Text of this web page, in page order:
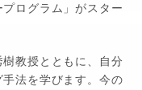
ログラム」がスター
教授とともに、自分
法を学びます。今の